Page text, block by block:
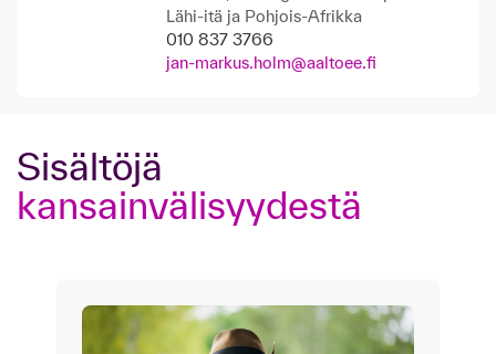
Lähi-itä ja Pohjois-Afrikka
010 837 3766
jan-markus.holm@aaltoee.fi
Sisältöjä
kansainvälisyydestä